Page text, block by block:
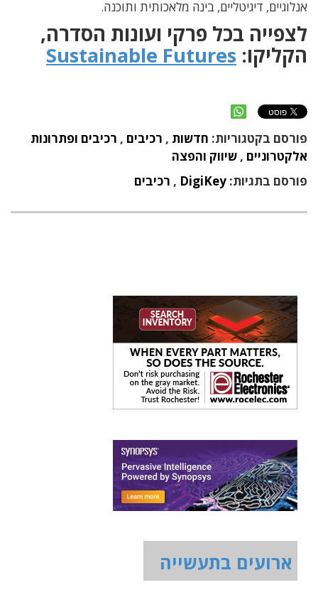
אנלוגיים, דיגיטליים, בינה מלאכותית ותוכנה.
לצפייה בכל פרקי ועונות הסדרה,
הקליקו: Sustainable Futures
פורסם בקטגוריות: חדשות , רכיבים , רכיבים ופתרונות
אלקטרוניים , שיווק והפצה
פורסם בתגיות: DigiKey
, רכיבים
ארועים בתעשייה